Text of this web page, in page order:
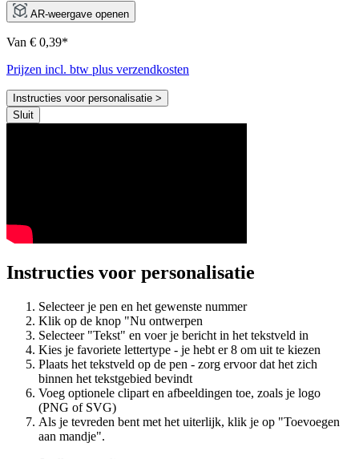
AR-weergave openen
Van € 0,39*
Prijzen incl. btw plus verzendkosten
Instructies voor personalisatie >
Sluit
Instructies voor personalisatie
Selecteer je pen en het gewenste nummer
Klik op de knop "Nu ontwerpen
Selecteer "Tekst" en voer je bericht in het tekstveld in
Kies je favoriete lettertype - je hebt er 8 om uit te kiezen
Plaats het tekstveld op de pen - zorg ervoor dat het zich
binnen het tekstgebied bevindt
Voeg optionele clipart en afbeeldingen toe, zoals je logo
(PNG of SVG)
Als je tevreden bent met het uiterlijk, klik je op "Toevoegen
aan mandje".